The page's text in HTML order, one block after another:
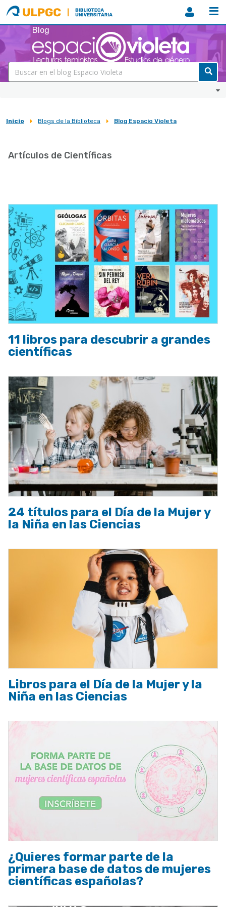
ULPGC
Biblioteca
ULPGC
Blog
Sobrescribir
de
la
navegación
Inicio Blogs de la Biblioteca Blog Espacio Violeta
Artículos de Científicas
11 libros para descubrir a grandes
científicas
24 títulos para el Día de la Mujer y
la Niña en las Ciencias
Libros para el Día de la Mujer y la
Niña en las Ciencias
¿Quieres formar parte de la
primera base de datos de mujeres
científicas españolas?